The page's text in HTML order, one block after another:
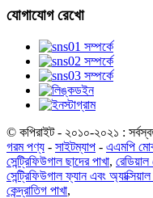
যোগাযোগ রেখো
© কপিরাইট - ২০১০-২০২১ :
গরম পণ্য - সাইটম্যাপ - এএমপি
সেন্ট্রিফিউগাল ছাদের পাখা, রেডিয়াল
সেন্ট্রিফিউগাল ফ্যান এবং
কেন্দ্রাতিগ পাখা,